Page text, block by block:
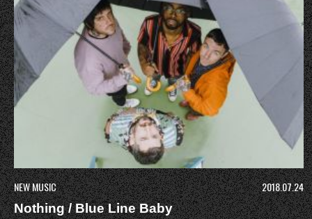
NEW MUSIC
2018.07.24
Nothing / Blue Line Baby